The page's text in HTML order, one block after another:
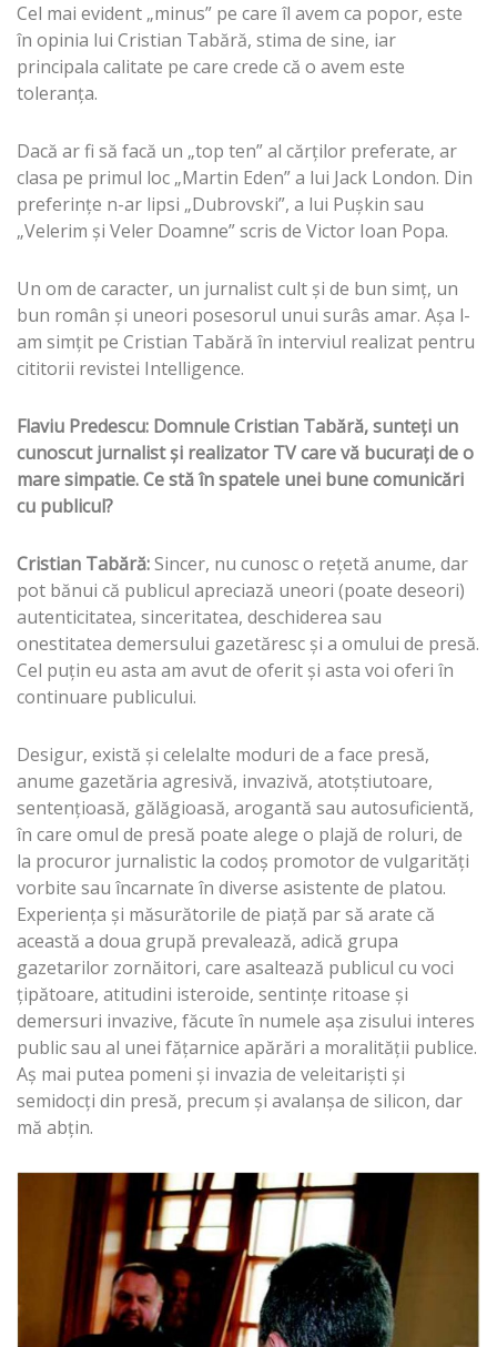
Cel mai evident „minus” pe care îl avem ca popor, este
în opinia lui Cristian Tabără, stima de sine, iar
principala calitate pe care crede că o avem este
toleranţa.
Dacă ar fi să facă un „top ten” al cărţilor preferate, ar
clasa pe primul loc „Martin Eden” a lui Jack London. Din
preferinţe n-ar lipsi „Dubrovski”, a lui Puşkin sau
„Velerim şi Veler Doamne” scris de Victor Ioan Popa.
Un om de caracter, un jurnalist cult şi de bun simţ, un
bun român şi uneori posesorul unui surâs amar. Aşa l-
am simţit pe Cristian Tabără în interviul realizat pentru
cititorii revistei Intelligence.
Flaviu Predescu: Domnule Cristian Tabără, sunteţi un
cunoscut jurnalist şi realizator TV care vă bucuraţi de o
mare simpatie. Ce stă în spatele unei bune comunicări
cu publicul?
Cristian Tabără:Sincer, nu cunosc o reţetă anume, dar
pot bănui că publicul apreciază uneori (poate deseori)
autenticitatea, sinceritatea, deschiderea sau
onestitatea demersului gazetăresc şi a omului de presă.
Cel puţin eu asta am avut de oferit şi asta voi oferi în
continuare publicului.
Desigur, există şi celelalte moduri de a face presă,
anume gazetăria agresivă, invazivă, atotştiutoare,
sentenţioasă, gălăgioasă, arogantă sau autosuficientă,
în care omul de presă poate alege o plajă de roluri, de
la procuror jurnalistic la codoş promotor de vulgarităţi
vorbite sau încarnate în diverse asistente de platou.
Experienţa şi măsurătorile de piaţă par să arate că
această a doua grupă prevalează, adică grupa
gazetarilor zornăitori, care asaltează publicul cu voci
ţipătoare, atitudini isteroide, sentinţe ritoase şi
demersuri invazive, făcute în numele aşa zisului interes
public sau al unei făţarnice apărări a moralităţii publice.
Aş mai putea pomeni şi invazia de veleitarişti şi
semidocţi din presă, precum şi avalanşa de silicon, dar
mă abţin.